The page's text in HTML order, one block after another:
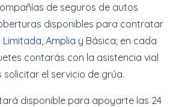
de seguros de autos
disponibles para contratar
Limitada Amplia y Básica; en cada
contarás con la asistencia vial
el servicio de grúa.
disponible para apoyarte las 24